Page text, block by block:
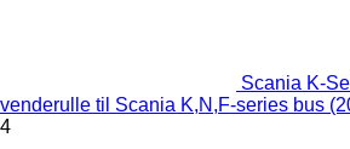
Scania K-
venderulle til Scania K,N,F-series bus
4